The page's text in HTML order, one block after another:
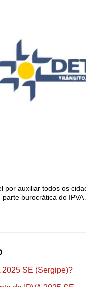
por auxiliar todos os
parte burocrática do
SE (Sergipe)?